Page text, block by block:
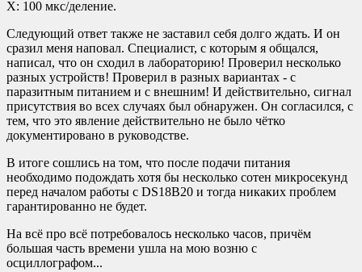
X: 100 мкс/деление.
Следующий ответ также не заставил себя долго ждать. И он
сразил меня наповал. Специалист, с которым я общался,
написал, что он сходил в лабораторию! Проверил несколько
разных устройств! Проверил в разных вариантах - с
паразитным питанием и с внешним! И действительно, сигнал
присутствия во всех случаях был обнаружен. Он согласился, с
тем, что это явление действительно не было чётко
документировано в руководстве.
В итоге сошлись на том, что после подачи питания
необходимо подождать хотя бы несколько сотен микросекунд
перед началом работы с DS18B20 и тогда никаких проблем
гарантированно не будет.
На всё про всё потребовалось несколько часов, причём
большая часть времени ушла на мою возню с
осциллографом...